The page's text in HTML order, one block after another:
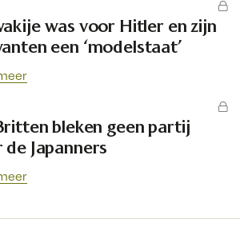
was voor Hitler en zijn
een ‘modelstaat’
bleken geen partij
Japanners